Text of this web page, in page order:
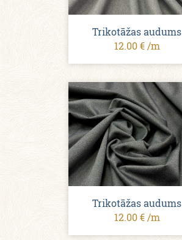
Trikotāžas audums
12.00 € /m
Trikotāžas audums
12.00 € /m